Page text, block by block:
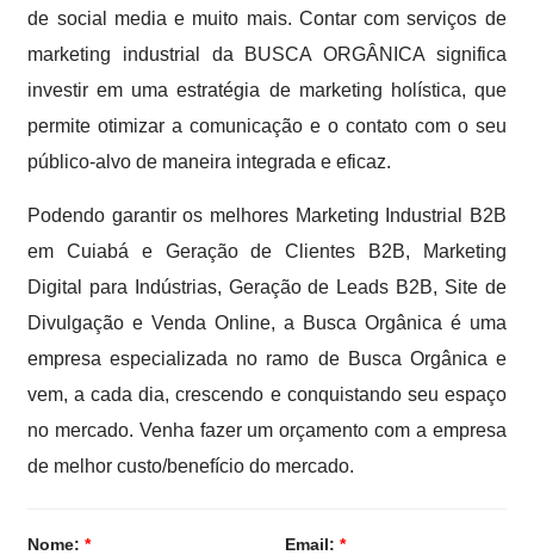
de social media e muito mais. Contar com serviços de
marketing industrial da BUSCA ORGÂNICA significa
investir em uma estratégia de marketing holística, que
permite otimizar a comunicação e o contato com o seu
público-alvo de maneira integrada e eficaz.
Podendo garantir os melhores Marketing Industrial B2B
em Cuiabá e Geração de Clientes B2B, Marketing
Digital para Indústrias, Geração de Leads B2B, Site de
Divulgação e Venda Online, a Busca Orgânica é uma
empresa especializada no ramo de Busca Orgânica e
vem, a cada dia, crescendo e conquistando seu espaço
no mercado. Venha fazer um orçamento com a empresa
de melhor custo/benefício do mercado.
Nome:* Email: *